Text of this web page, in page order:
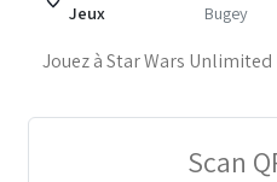
Jeux
Bugey
Jouez à Star Wars Unlimited
Scan